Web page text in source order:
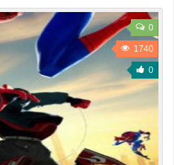
0
1740
0